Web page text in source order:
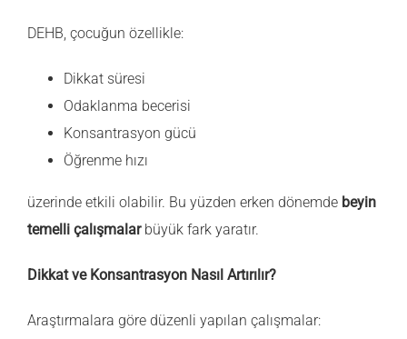
ETKİNLİKLER
İLETİŞİM
DEHB, çocuğun özellikle:
Dikkat süresi
Odaklanma becerisi
Konsantrasyon gücü
Öğrenme hızı
üzerinde etkili olabilir. Bu yüzden erken dönemde beyin
temelli çalışmalarbüyük fark yaratır.
Dikkat ve Konsantrasyon Nasıl Artırılır?
Araştırmalara göre düzenli yapılan çalışmalar: